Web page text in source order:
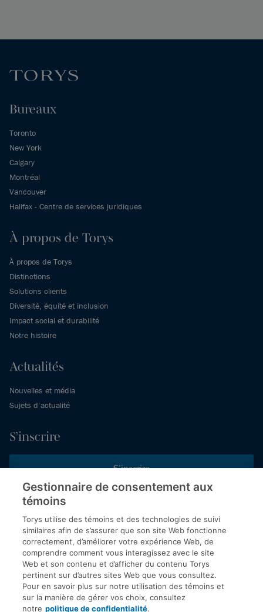
Bureaux
Toronto
New York
Calgary
Montréal
Vancouver
Halifax - Centre de services juridiques
À propos de Torys
À propos de Torys
Distinctions
Solutions clients
Diversité, équité et inclusion
Impact social et durabilité
Notre histoire
Actualités
Nouvelles et média
Sujets d’actualité
S’inscrire
S’inscrire
Inscrivez-vous aux publications de Torys pour recevoir nos derniers
commentaires, notre calendrier de webinaires et d’événements et
plus encore.
© 2026 Société d'avocats Torys S.E.N.C.R.L. Tous droits
réservés.
Politique de protection des renseignements personnels
Gestionnaire de consentement aux
témoins
Torys utilise des témoins et des technologies de suivi
similaires afin de s’assurer que son site Web fonctionne
correctement, d’améliorer votre expérience Web, de
comprendre comment vous interagissez avec le site
Web et son contenu et d’afficher du contenu Torys
pertinent sur d’autres sites Web que vous consultez.
Pour en savoir plus sur notre utilisation des témoins et
sur la manière de gérer vos choix, consultez
notre politique de confidentialité.